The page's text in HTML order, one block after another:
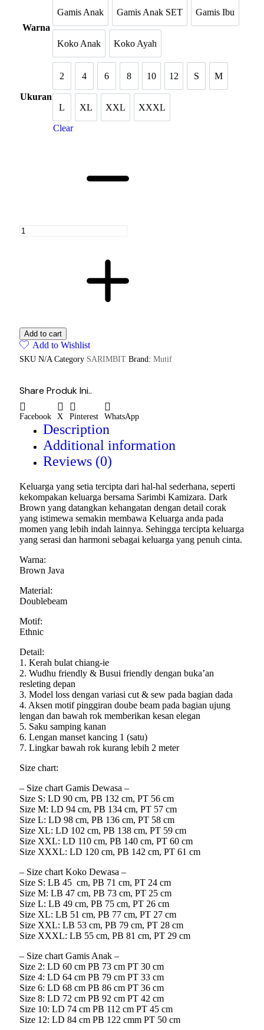
Warna
Gamis AnakGamis AnakGamis Anak SETGamis Anak SETGamis Ibu
Gamis Ibu
Koko AnakKoko AnakKoko Ayah
Koko Ayah
Ukuran
22 4
4 6
6 8
8 10
10 12
12 S
S M
M
L
L XL
XL XXL
XXL XXXL
XXXL
Clear
Add to cart
Add to Wishlist
SKU N/A Category SARIMBIT Brand: Mutif
Share Produk Ini..
Facebook X Pinterest WhatsApp
Description
Additional information
Reviews (0)
Keluarga yang setia tercipta dari hal-hal sederhana, seperti
kekompakan keluarga bersama Sarimbi Kamizara. Dark
Brown yang datangkan kehangatan dengan detail corak
yang istimewa semakin membawa Keluarga anda pada
momen yang lebih indah lainnya. Sehingga tercipta keluarga
yang serasi dan harmoni sebagai keluarga yang penuh cinta.
Warna:
Brown Java
Material:
Doublebeam
Motif:
Ethnic
Detail:
1. Kerah bulat chiang-ie
2. Wudhu friendly & Busui friendly dengan buka’an
resleting depan
3. Model loss dengan variasi cut & sew pada bagian dada
4. Aksen motif pinggiran doube beam pada bagian ujung
lengan dan bawah rok memberikan kesan elegan
5. Saku samping kanan
6. Lengan manset kancing 1 (satu)
7. Lingkar bawah rok kurang lebih 2 meter
Size chart:
– Size chart Gamis Dewasa –
Size S: LD 90 cm, PB 132 cm, PT 56 cm
Size M: LD 94 cm, PB 134 cm, PT 57 cm
Size L: LD 98 cm, PB 136 cm, PT 58 cm
Size XL: LD 102 cm, PB 138 cm, PT 59 cm
Size XXL: LD 110 cm, PB 140 cm, PT 60 cm
Size XXXL: LD 120 cm, PB 142 cm, PT 61 cm
– Size chart Koko Dewasa –
Size S: LB 45 cm, PB 71 cm, PT 24 cm
Size M: LB 47 cm, PB 73 cm, PT 25 cm
Size L: LB 49 cm, PB 75 cm, PT 26 cm
Size XL: LB 51 cm, PB 77 cm, PT 27 cm
Size XXL: LB 53 cm, PB 79 cm, PT 28 cm
Size XXXL: LB 55 cm, PB 81 cm, PT 29 cm
– Size chart Gamis Anak –
Size 2: LD 60 cm PB 73 cm PT 30 cm
Size 4: LD 64 cm PB 79 cm PT 33 cm
Size 6: LD 68 cm PB 86 cm PT 36 cm
Size 8: LD 72 cm PB 92 cm PT 42 cm
Size 10: LD 74 cm PB 112 cm PT 45 cm
Size 12: LD 84 cm PB 122 cmm PT 50 cm